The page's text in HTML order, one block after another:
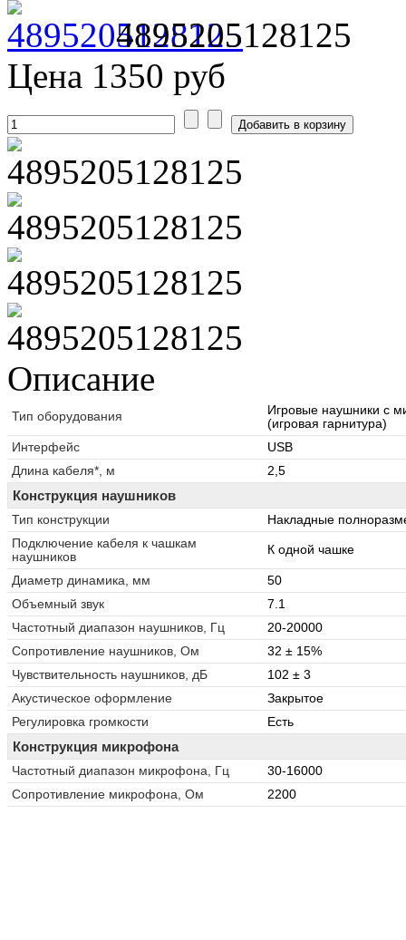
4895205128125
Цена 1350 руб
Описание
Тип оборудования
Игровые наушники с
(игровая гарнитура)
Интерфейс
USB
Длина кабеля*, м
2,5
Конструкция наушников
Тип конструкции
Накладные
Подключение кабеля к чашкам
наушников
К одной чашке
Диаметр динамика, мм
50
Объемный звук
7.1
Частотный диапазон наушников, Гц
20-20000
Сопротивление наушников, Ом
32 ± 15%
Чувствительность наушников, дБ
102 ± 3
Акустическое оформление
Закрытое
Регулировка громкости
Есть
Конструкция микрофона
Частотный диапазон микрофона, Гц
30-16000
Сопротивление микрофона, Ом
2200